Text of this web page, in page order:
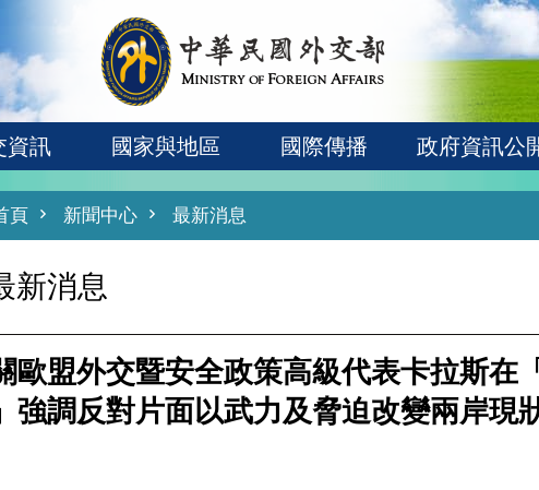
資訊 國家與地區 國際傳播 政府資訊公
頁 新聞中心 最新消息
新消息
歐盟外交暨安全政策高級代表卡拉斯在
強調反對片面以武力及脅迫改變兩岸現